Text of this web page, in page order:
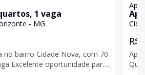
1 vaga
- MG
no bairro Cidade Nova, com 70
para
R$